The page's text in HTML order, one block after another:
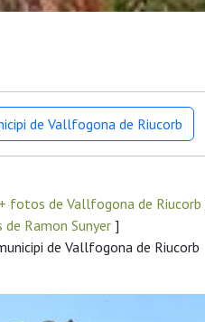
de Vallfogona de Riucorb
+ fotos de Vallfogona de Riucorb
Ramon Sunyer ]
de Vallfogona de Riucorb